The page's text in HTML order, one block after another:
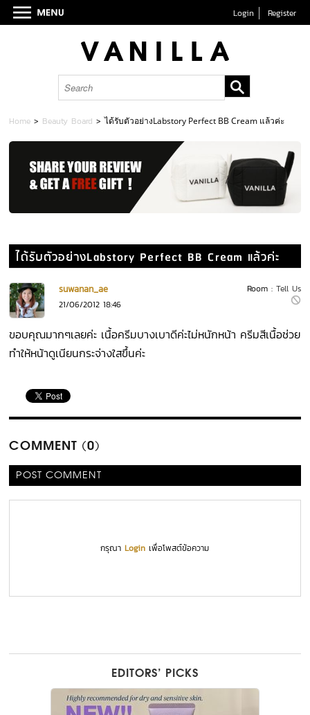
Login Register
Home > Beauty Board >ได้รับตัวอย่างLabstory Perfect BB Cream แล้วค่ะ
ได้รับตัวอย่างLabstory Perfect BB Cream แล้วค่ะ
Room : Tell Us
suwanan_ae
21/06/2012 18:46
ขอบคุณมากๆเลยค่ะ เนื้อครีมบางเบาดีค่ะไม่หนักหน้า ครีมสีเนื้อช่วย
ทำให้หน้าดูเนียนกระจ่างใสขึ้นค่ะ
COMMENT (0)
POST COMMENT
กรุณาLogin เพื่อโพสต์ข้อความ
EDITORS’ PICKS